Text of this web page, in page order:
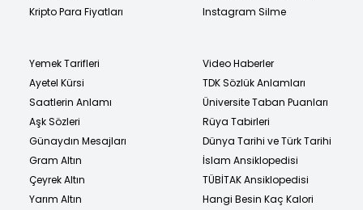
Kripto Para Fiyatları
Instagram Silme
Yemek Tarifleri
Ayetel Kürsi
Saatlerin Anlamı
Aşk Sözleri
Günaydın Mesajları
Gram Altın
Çeyrek Altın
Yarım Altın
Video Haberler
TDK Sözlük Anlamları
Üniversite Taban Puanları
Rüya Tabirleri
Dünya Tarihi ve Türk Tarihi
İslam Ansiklopedisi
TÜBİTAK Ansiklopedisi
Hangi Besin Kaç Kalori